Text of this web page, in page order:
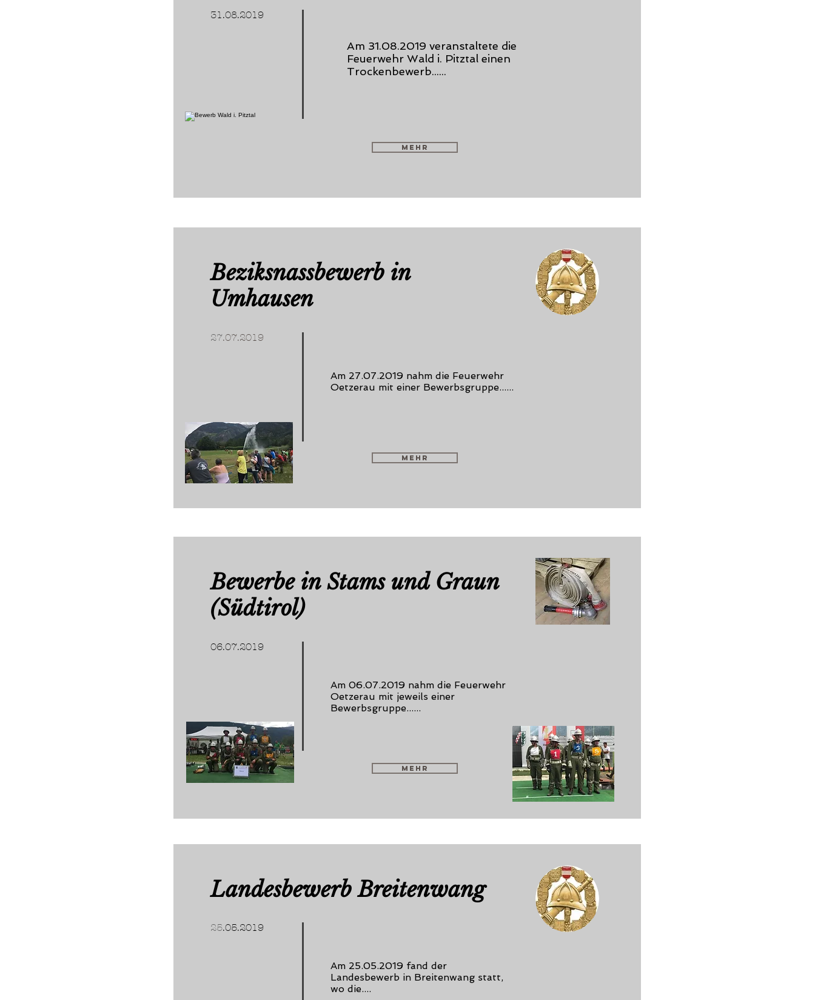
31.08.2019
Am 31.08.2019 veranstaltete die
Feuerwehr Wald i. Pitztal einen
Trockenbewerb......
mehr
Beziksnassbewerb in
Umhausen
27.07.2019
Am 27.07.2019 nahm die Feuerwehr
Oetzerau mit einer Bewerbsgruppe......
mehr
Bewerbe in Stams und Graun
(Südtirol)
06.07.2019
Am 06.07.2019 nahm die Feuerwehr
Oetzerau mit jeweils einer
Bewerbsgruppe......
mehr
Landesbewerb Breitenwang
25.05.2019
Am 25.05.2019 fand der
Landesbewerb in Breitenwang statt,
wo die....